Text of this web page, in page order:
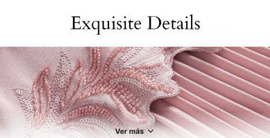
Ver más
4,83 434K Seguidores
4,83 434K Seguidores